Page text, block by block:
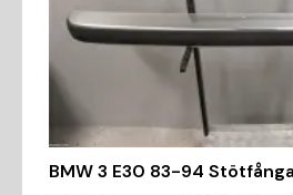
BMW 3 E30 83-94